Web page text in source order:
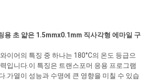
용 초 얇은 1.5mmx0.1mm 직사각형 에마일 구
이어의 특징 중 하나는 180°C의 온도 등급으
입니다.이 특징은 트랜스포머 응용 프로그램
.가열이 성능과 수명에 큰 영향을 미칠 수 있습